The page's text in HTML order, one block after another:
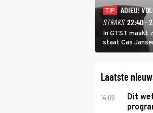
TIP
ADIEU!
STRAKS 22:40 -
In GTST maakt
staat Cas
Laatste
14:09
Dit